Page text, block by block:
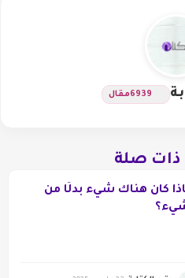
6939مقال
ذات صلة
كان هناك شيء بدلًا من